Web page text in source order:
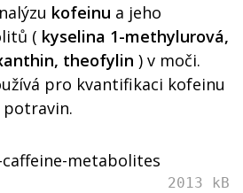
kofeinu a jeho
( kyselina 1-methylurová,
theofylin ) v moči.
pro kvantifikaci kofeinu
potravin.
metabolites
2013 kB